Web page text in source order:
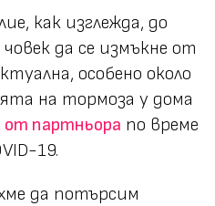
как изглежда, до
да се измъкне от
особено около
на тормоза у дома
партньора по време
19.
да потърсим